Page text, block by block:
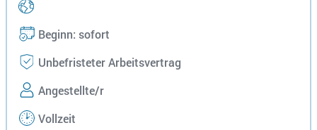
Beginn: sofort
Unbefristeter Arbeitsvertrag
Angestellte/r
Vollzeit